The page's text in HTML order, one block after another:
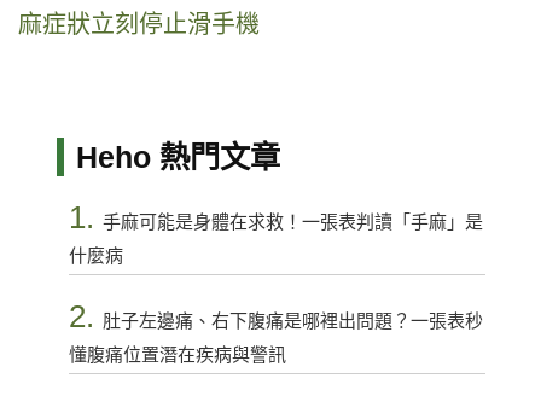
麻症狀立刻停止滑手機
Heho 熱門文章
1. 手麻可能是身體在求救！一張表判讀「手麻」是
什麼病
2. 肚子左邊痛、右下腹痛是哪裡出問題？一張表秒
懂腹痛位置潛在疾病與警訊